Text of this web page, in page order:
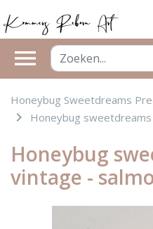
menu
Honeybug Sweetdreams
navigate_next Honeybug
Honeybug
vintage -